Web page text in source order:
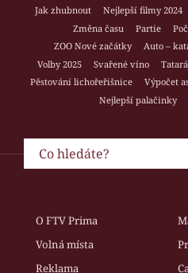
Jak zhubnout Nejlepší filmy 2024
Změna času
Partie
ZOO Nové začátky
Auto –
Volby 2025
Svařené víno
Pěstování lichořeřišnice
Výpočet
Nejlepší palačinky
O FTV Prima
Volná místa
Reklama